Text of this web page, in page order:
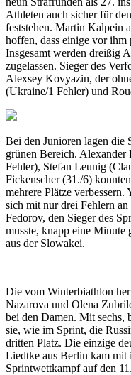
Athleten auch sicher für
feststehen. Martin Kalpein
hoffen, dass einige vor ihm
Insgesamt werden dreißig
zugelassen. Sieger des
Alexsey Kovyazin, der
(Ukraine/1 Fehler) und
Bei den Junioren lagen die
grünen Bereich.
Fehler), Stefan Leunig
Fickenscher (31./6)
mehrere Plätze
sich mit nur drei Fehlern
Fedorov, den Sieger des
musste, knapp eine
aus der Slowakei.
Die vom Winterbiathlon
Nazarova und Olena
bei den Damen. Mit sechs,
sie, wie im Sprint, die
dritten Platz. Die einzige
Liedtke aus Berlin kam mit
Sprintwettkampf auf den